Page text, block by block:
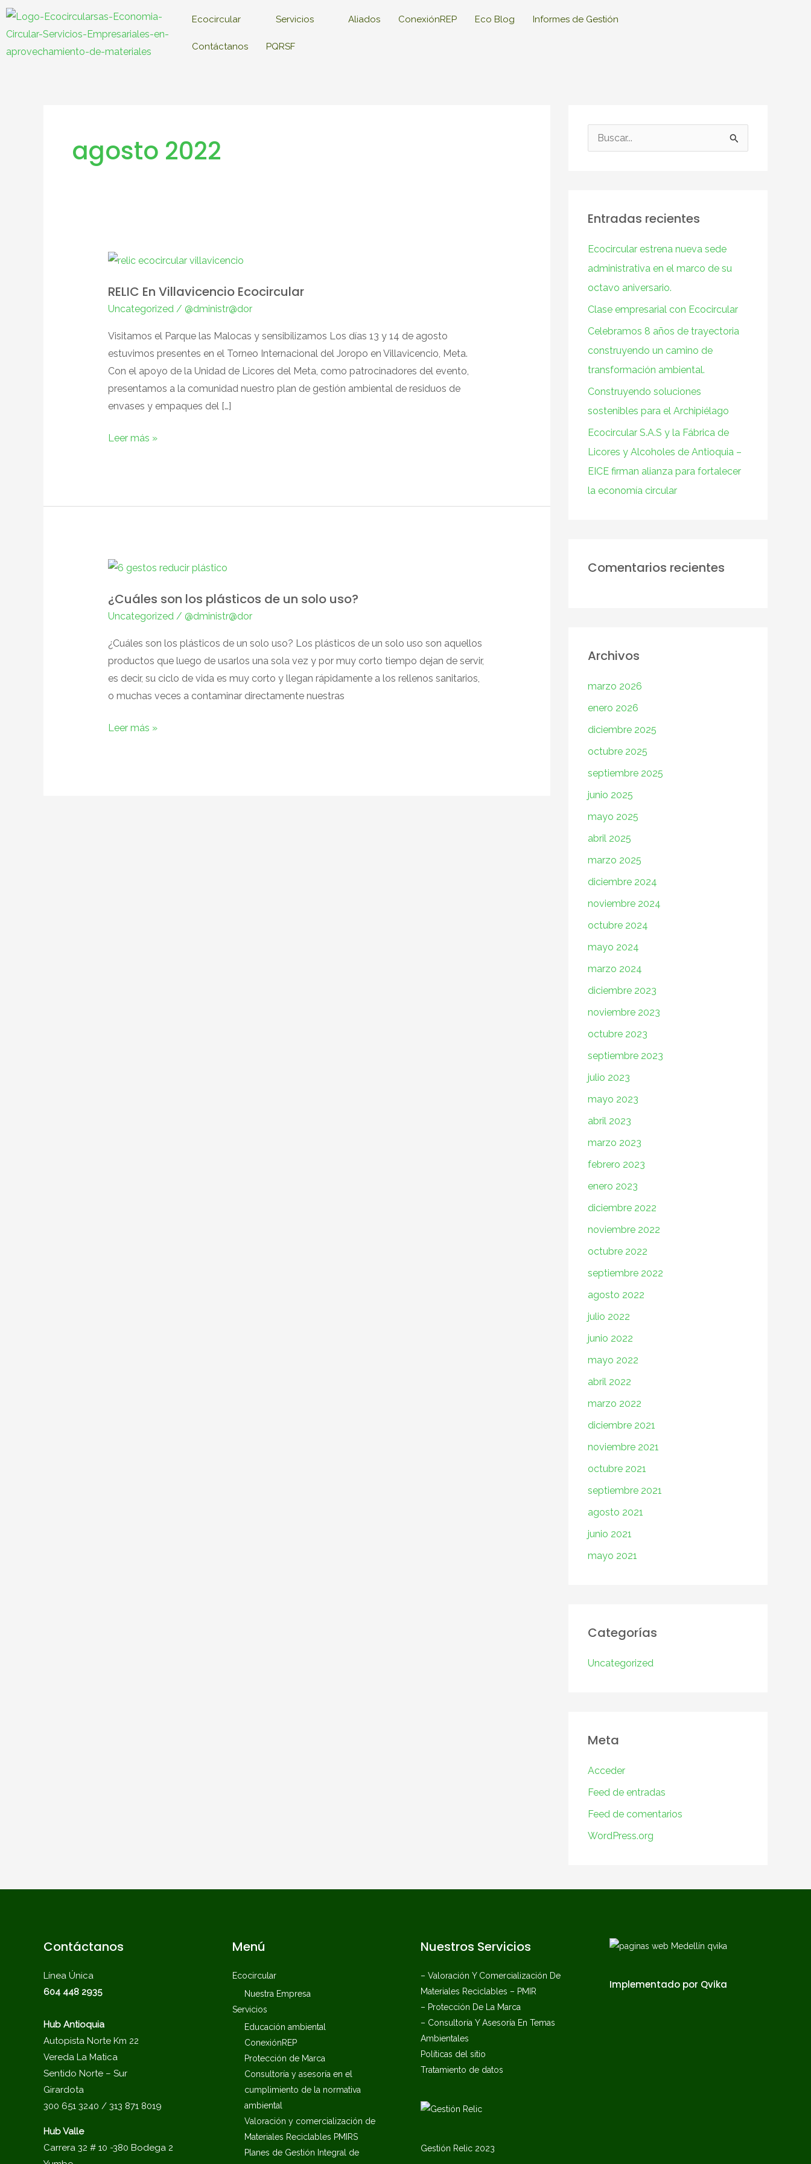
Ecocircular Servicios Aliados ConexiónREP Eco Blog Informes de Gestión
Contáctanos PQRSF
agosto 2022
RELIC En Villavicencio Ecocircular
Uncategorized / @dministr@dor
Visitamos el Parque las Malocas y sensibilizamos Los días 13 y 14 de agosto
estuvimos presentes en el Torneo Internacional del Joropo en Villavicencio, Meta.
Con el apoyo de la Unidad de Licores del Meta, como patrocinadores del evento,
presentamos a la comunidad nuestro plan de gestión ambiental de residuos de
envases y empaques del […]
RELIC
Villavicencio
Ecocircular
Leer más »
¿Cuáles son los plásticos de un solo uso?
Uncategorized/ @dministr@dor
¿Cuáles son los plásticos de un solo uso? Los plásticos de un solo uso son aquellos
productos que luego de usarlos una sola vez y por muy corto tiempo dejan de servir,
es decir, su ciclo de vida es muy corto y llegan rápidamente a los rellenos sanitarios,
o muchas veces a contaminar directamente nuestras
¿Cuáles
los
plásticos
Leer más »
a
:
Entradas recientes
Ecocircular estrena nueva sede
administrativa en el marco de su
octavo aniversario.
Clase empresarial con Ecocircular
Celebramos 8 años de trayectoria
construyendo un camino de
transformación ambiental.
Construyendo soluciones
sostenibles para el Archipiélago
Ecocircular S.A.S y la Fábrica de
Licores y Alcoholes de Antioquia –
EICE firman alianza para fortalecer
la economía circular
Comentarios recientes
Archivos
marzo 2026
enero 2026
diciembre 2025
octubre 2025
septiembre 2025
junio 2025
mayo 2025
abril 2025
marzo 2025
diciembre 2024
noviembre 2024
octubre 2024
mayo 2024
marzo 2024
diciembre 2023
noviembre 2023
octubre 2023
septiembre 2023
julio 2023
mayo 2023
abril 2023
marzo 2023
febrero 2023
enero 2023
diciembre 2022
noviembre 2022
octubre 2022
septiembre 2022
agosto 2022
julio 2022
junio 2022
mayo 2022
abril 2022
marzo 2022
diciembre 2021
noviembre 2021
octubre 2021
septiembre 2021
agosto 2021
junio 2021
mayo 2021
Categorías
Uncategorized
Meta
Acceder
Feed de entradas
Feed de comentarios
WordPress.org
Contáctanos
Línea Única
604 448 2935
Hub Antioquia
Autopista Norte Km 22
Vereda La Matica
Sentido Norte – Sur
Girardota
300 651 3240 / 313 871 8019
Hub Valle
Carrera 32 # 10 -380 Bodega 2
Menú
Ecocircular
Nuestra Empresa
Servicios
Educación ambiental
ConexiónREP
Protección de Marca​
Consultoría y asesoría en el
cumplimiento de la normativa
ambiental
Valoración y comercialización de
Materiales Reciclables PMIRS
Planes de Gestión Integral de
Nuestros Servicios
– Valoración Y Comercialización De
Materiales Reciclables – PMIR
– Protección De La Marca
– Consultoría Y Asesoría En Temas
Ambientales
Políticas del sitio
Tratamiento de datos
Gestión Relic 2023
Implementado por Qvika